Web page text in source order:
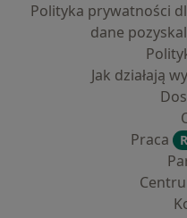
Polityka prywatności
dane
Jak działają
Praca